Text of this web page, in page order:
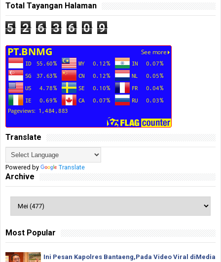
Total Tayangan Halaman
5 2 6 3 6 0 9
Translate
Powered by Translate
Archive
Most Popular
Ini Pesan Kapolres Bantaeng,Pada Video Viral diMedia